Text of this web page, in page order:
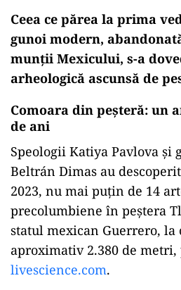
Ceea ce părea la prima
gunoi modern,
munții Mexicului, s-a
arheologică ascunsă de
Comoara din peşteră: un
de ani
Speologii Katiya Pavlova
Beltrán Dimas au
2023, nu mai puțin de 14
precolumbiene în peștera
statul mexican Guerrero,
aproximativ 2.380 de
livescience.com.